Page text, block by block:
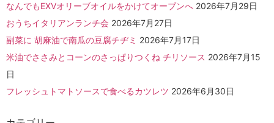
なんでもEXVオリーブオイルをかけてオーブンへ 2026年7月29日
おうちイタリアンランチ会 2026年7月27日
副菜に 胡麻油で南瓜の豆腐チヂミ 2026年7月17日
米油でささみとコーンのさっぱりつくね チリソース 2026年7月15
日
フレッシュトマトソースで食べるカツレツ 2026年6月30日